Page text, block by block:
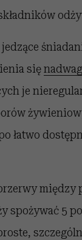
się
je
łatwo
między
spożywać 5